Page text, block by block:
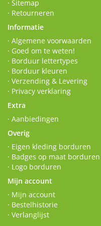
· Sitemap
· Retourneren
Informatie
· Algemene voorwaarden
· Goed om te weten!
· Borduur lettertypes
· Borduur kleuren
· Verzending & Levering
· Privacy verklaring
Extra
· Aanbiedingen
Overig
· Eigen kleding borduren
· Badges op maat borduren
· Logo borduren
Mijn account
· Mijn account
· Bestelhistorie
· Verlanglijst